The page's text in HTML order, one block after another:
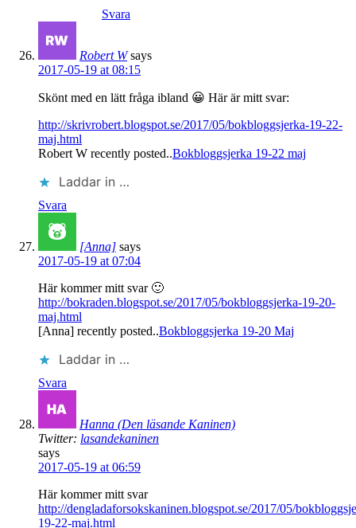
Svara
Robert W says
2017-05-19 at 08:15
Skönt med en lätt fråga ibland 😀 Här är mitt svar:
http://skrivrobert.blogspot.se/2017/05/bokbloggsjerka-19-22-
maj.html
Robert W recently posted..Bokbloggsjerka 19-22 maj
Laddar in …
Svara
[Anna] says
2017-05-19 at 07:04
Här kommer mitt svar 🙂
http://bokraden.blogspot.se/2017/05/bokbloggsjerka-19-20-
maj.html
[Anna] recently posted..Bokbloggsjerka 19-20 Maj
Laddar in …
Svara
Hanna (Den läsande Kaninen)
Twitter: lasandekaninen
says
2017-05-19 at 06:59
Här kommer mitt svar
http://dengladaforsokskaninen.blogspot.se/2017/05/
19-22-maj.html